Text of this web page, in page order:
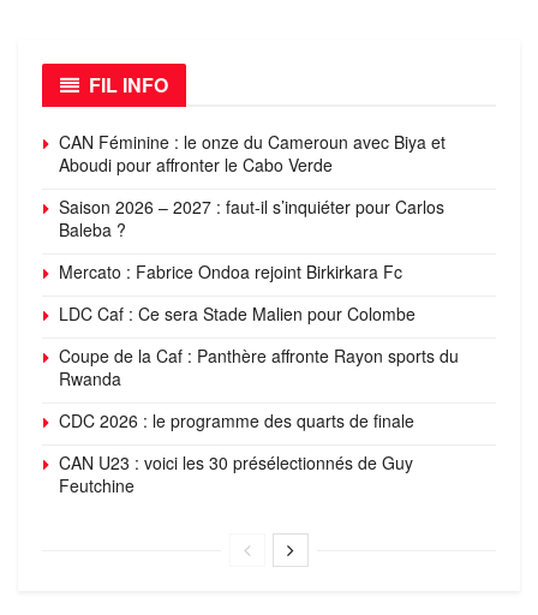
FIL INFO
CAN Féminine : le onze du Cameroun avec Biya et
Aboudi pour affronter le Cabo Verde
Saison 2026 – 2027 : faut-il s’inquiéter pour Carlos
Baleba ?
Mercato : Fabrice Ondoa rejoint Birkirkara Fc
LDC Caf : Ce sera Stade Malien pour Colombe
Coupe de la Caf : Panthère affronte Rayon sports du
Rwanda
CDC 2026 : le programme des quarts de finale
CAN U23 : voici les 30 présélectionnés de Guy
Feutchine